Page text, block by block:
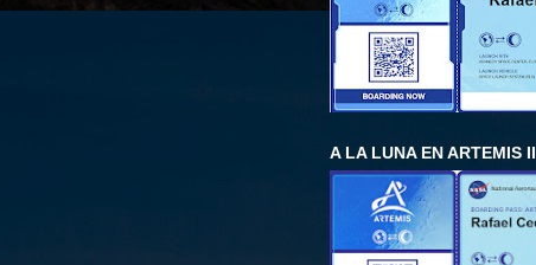
A LA LUNA EN ARTEMIS II